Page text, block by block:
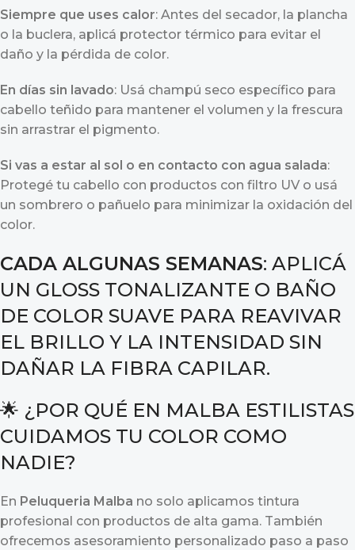
Siempre que uses calor: Antes del secador, la plancha
o la buclera, aplicá protector térmico para evitar el
daño y la pérdida de color.
En días sin lavado: Usá champú seco específico para
cabello teñido para mantener el volumen y la frescura
sin arrastrar el pigmento.
Si vas a estar al sol o en contacto con agua salada:
Protegé tu cabello con productos con filtro UV o usá
un sombrero o pañuelo para minimizar la oxidación del
color.
CADA ALGUNAS SEMANAS: APLICÁ
UN GLOSS TONALIZANTE O BAÑO
DE COLOR SUAVE PARA REAVIVAR
EL BRILLO Y LA INTENSIDAD SIN
DAÑAR LA FIBRA CAPILAR.
🌟 ¿POR QUÉ EN MALBA ESTILISTAS
CUIDAMOS TU COLOR COMO
NADIE?
En Peluqueria Malba no solo aplicamos tintura
profesional con productos de alta gama. También
ofrecemos asesoramiento personalizado paso a paso